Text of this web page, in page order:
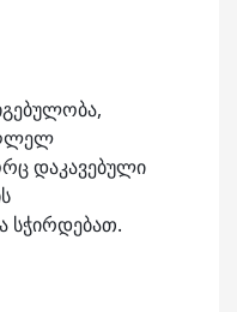
დაკავებული
სჭირდებათ.